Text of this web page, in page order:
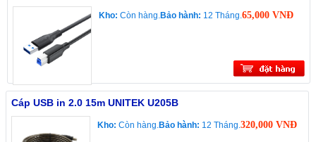
Kho: Còn hàng.Bảo hành: 12 Tháng.65,000 VNĐ
Cáp USB in 2.0 15m UNITEK U205B
Kho: Còn hàng.Bảo hành: 12 Tháng.320,000 VNĐ